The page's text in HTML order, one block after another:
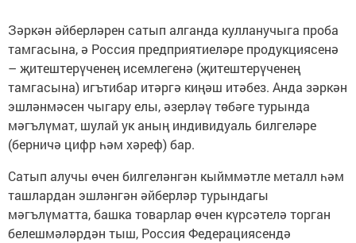
Зәркән әйберләрен сатып алганда кулланучыга проба
тамгасына, ә Россия предприятиеләре продукциясенә
– җитештерүченең исемлегенә (җитештерүченең
тамгасына) игътибар итәргә киңәш итәбез. Анда зәркән
эшләнмәсен чыгару елы, әзерләү төбәге турында
мәгълүмат, шулай ук аның индивидуаль билгеләре
(берничә цифр һәм хәреф) бар.
Сатып алучы өчен билгеләнгән кыйммәтле металл һәм
ташлардан эшләнгән әйберләр турындагы
мәгълүматта, башка товарлар өчен күрсәтелә торган
белешмәләрдән тыш, Россия Федерациясендә